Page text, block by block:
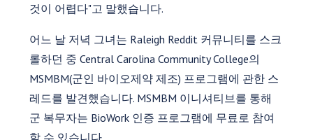
것이 어렵다"고 말했습니다.
어느 날 저녁 그녀는 Raleigh Reddit 커뮤니티를 스크
롤하던 중 Central Carolina Community College의
MSMBM(군인 바이오제약 제조) 프로그램에 관한 스
레드를 발견했습니다. MSMBM 이니셔티브를 통해
군 복무자는 BioWork 인증 프로그램에 무료로 참여
할 수 있습니다.